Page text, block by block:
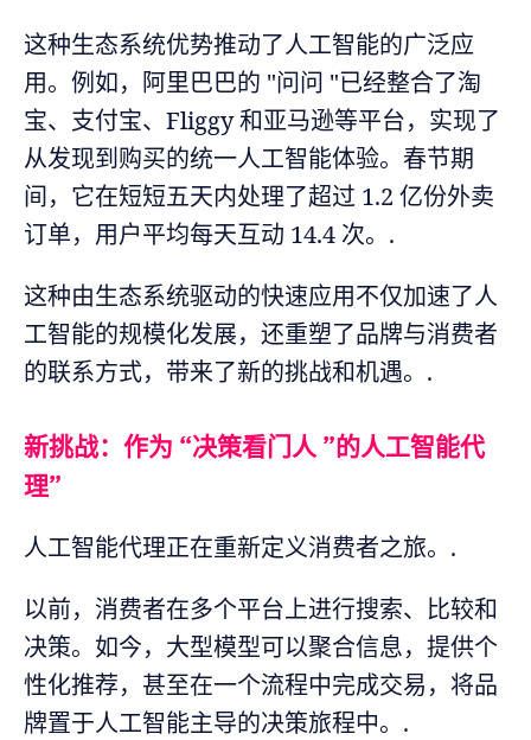
这种生态系统优势推动了人工智能的广泛应
用。例如，阿里巴巴的 "问问 "已经整合了淘
宝、支付宝、Fliggy 和亚马逊等平台，实现了
从发现到购买的统一人工智能体验。春节期
间，它在短短五天内处理了超过 1.2 亿份外卖
订单，用户平均每天互动 14.4 次。.
这种由生态系统驱动的快速应用不仅加速了人
工智能的规模化发展，还重塑了品牌与消费者
的联系方式，带来了新的挑战和机遇。.
新挑战：作为 “决策看门人 ”的人工智能代
理”
人工智能代理正在重新定义消费者之旅。.
以前，消费者在多个平台上进行搜索、比较和
决策。如今，大型模型可以聚合信息，提供个
性化推荐，甚至在一个流程中完成交易，将品
牌置于人工智能主导的决策旅程中。.